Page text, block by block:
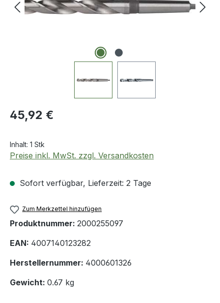
Regulärer Preis:
45,92 €
Inhalt: 1 Stk
Preise inkl. MwSt. zzgl. Versandkosten
Sofort verfügbar, Lieferzeit: 2 Tage
Zum Merkzettel hinzufügen
Produktnummer: 2000255097
EAN: 4007140123282
Herstellernummer: 4000601326
Gewicht: 0.67 kg